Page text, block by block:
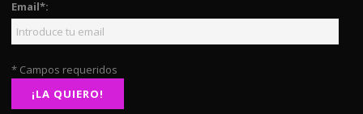
Email*:
* Campos requeridos